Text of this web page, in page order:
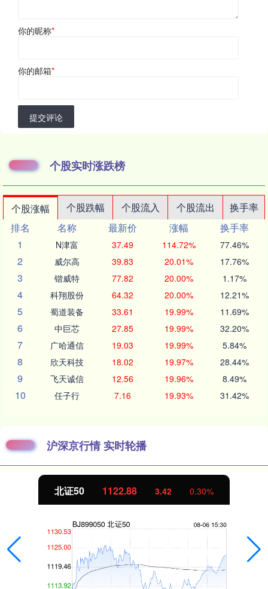
你的昵称*
你的邮箱*
提交评论
个股实时涨跌榜
个股涨幅 个股跌幅 个股流入 个股流出
换手率
排名
名称 最新价 涨幅
换手率
1
N津富 37.49 114.72% 77.46%
2 威尔高 39.83 20.01% 17.76%
3 锴威特 77.82 20.00% 1.17%
4 科翔股份 64.32 20.00% 12.21%
5 蜀道装备 33.61 19.99% 11.69%
6 中巨芯 27.85 19.99% 32.20%
7 广哈通信 19.03 19.99% 5.84%
8 欣天科技 18.02 19.97% 28.44%
9 飞天诚信 12.56 19.96% 8.49%
10 任子行 7.16 19.93% 31.42%
沪深京行情 实时轮播
北证50 1122.88 3.42 0.30%